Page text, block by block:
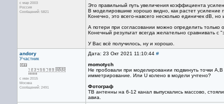
с мар 2003
Россия
Сообщений: 5821
Это правильный путь увеличения коэффициента
В моделировшике хорошо видно, как растет усиление
Конечно, это всего-навсего несколько единичек dB,
А потери при согласовании можно определить
Конечный результат всегда желательно сравнивать
У Вас всё получилось, ну и хорошо.
andory
Участник
с июн 2015
Москва
Сообщений: 2491
Дата: 23 Окт 2021 11:10:44 #
momotych
Не пробовали при моделировании подвинуть точки
имметрирование. Или U колено в модели учтено?
Фотограф
ТВ антенны на 6-12 канал выпускались массово,
авиа.